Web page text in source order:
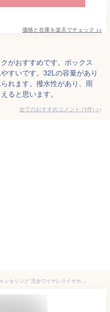
価格と在庫を楽天でチェック >>
がおすすめです。ボックス
すいです。32Lの容量があり
れます。撥水性があり、雨
ると思います。
全てのおすすめコメント (1件) >
SONY WF-C710N ソニー ノイズキャンセリング 完全ワイヤレスイヤホン Bluetooth イヤホン カナル型 コンパクト 小型 小さい 通話 マイク付き ノイズキャンセル ノイキャン WFC710N【グループB】